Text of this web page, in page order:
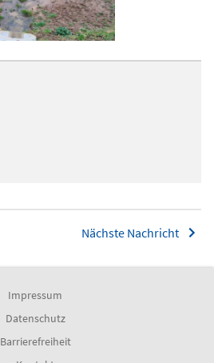
Nächste Nachricht
Impressum
Datenschutz
Barrierefreiheit